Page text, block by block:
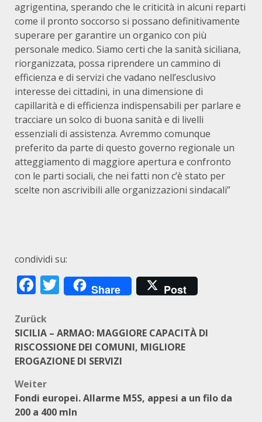
agrigentina, sperando che le criticità in alcuni reparti
come il pronto soccorso si possano definitivamente
superare per garantire un organico con più
personale medico. Siamo certi che la sanità siciliana,
riorganizzata, possa riprendere un cammino di
efficienza e di servizi che vadano nell’esclusivo
interesse dei cittadini, in una dimensione di
capillarità e di efficienza indispensabili per parlare e
tracciare un solco di buona sanità e di livelli
essenziali di assistenza. Avremmo comunque
preferito da parte di questo governo regionale un
atteggiamento di maggiore apertura e confronto
con le parti sociali, che nei fatti non c’è stato per
scelte non ascrivibili alle organizzazioni sindacali”
condividi su:
Facebook
Twitter
Share Post
Beitragsnavigation
Zurück
SICILIA – ARMAO: MAGGIORE CAPACITÀ DI
RISCOSSIONE DEI COMUNI, MIGLIORE
EROGAZIONE DI SERVIZI
Weiter
Fondi europei. Allarme M5S, appesi a un filo da
200 a 400 mln